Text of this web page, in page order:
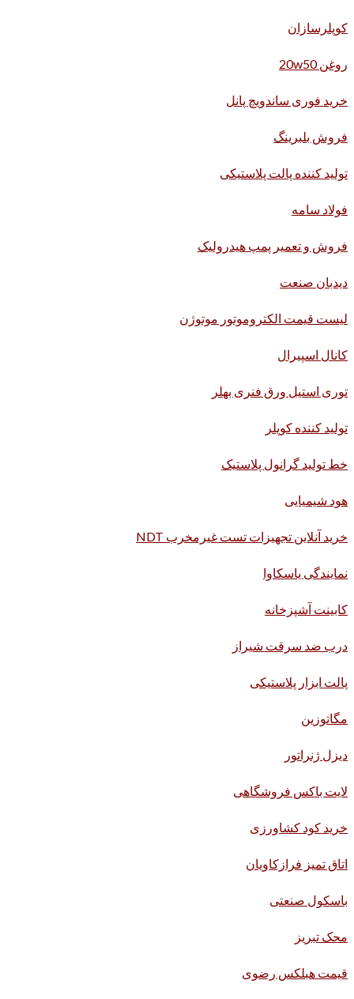
کوپلرسازان
روغن 20w50
خرید فوری ساندویچ پانل
فروش بلبرینگ
تولید کننده پالت پلاستیکی
فولاد سامه
فروش و تعمیر پمپ هیدرولیک
دیدبان صنعت
لیست قیمت الکتروموتور موتوژن
کانال اسپیرال
توری استیل ورق فنری بهلر
تولید کننده کوپلر
خط تولید گرانول پلاستیک
هود شیمیایی
خرید آنلاین تجهیزات تست غیرمخرب NDT
نمایندگی یاسکاوا
کابینت آشپزخانه
درب ضد سرقت شیراز
پالت ابزار پلاستیکی
مگاتوزین
دیزل ژنراتور
لایت باکس فروشگاهی
خرید کود کشاورزی
اتاق تمیز فرازکاویان
باسکول صنعتی
محک تبریز
قیمت هبلکس رضوی